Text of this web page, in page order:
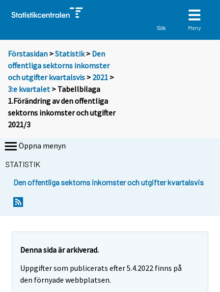
Sök Meny
Förstasidan >Statistik > Den
offentliga sektorns inkomster
och utgifter kvartalsvis > 2021 >
3:e kvartalet > Tabellbilaga
1.Förändring av den offentliga
sektorns inkomster och utgifter
2021/3
Öppna menyn
STATISTIK
Den offentliga sektorns inkomster och utgifter kvartalsvis
Denna sida är arkiverad.
Uppgifter som publicerats efter 5.4.2022 finns på
den förnyade webbplatsen.